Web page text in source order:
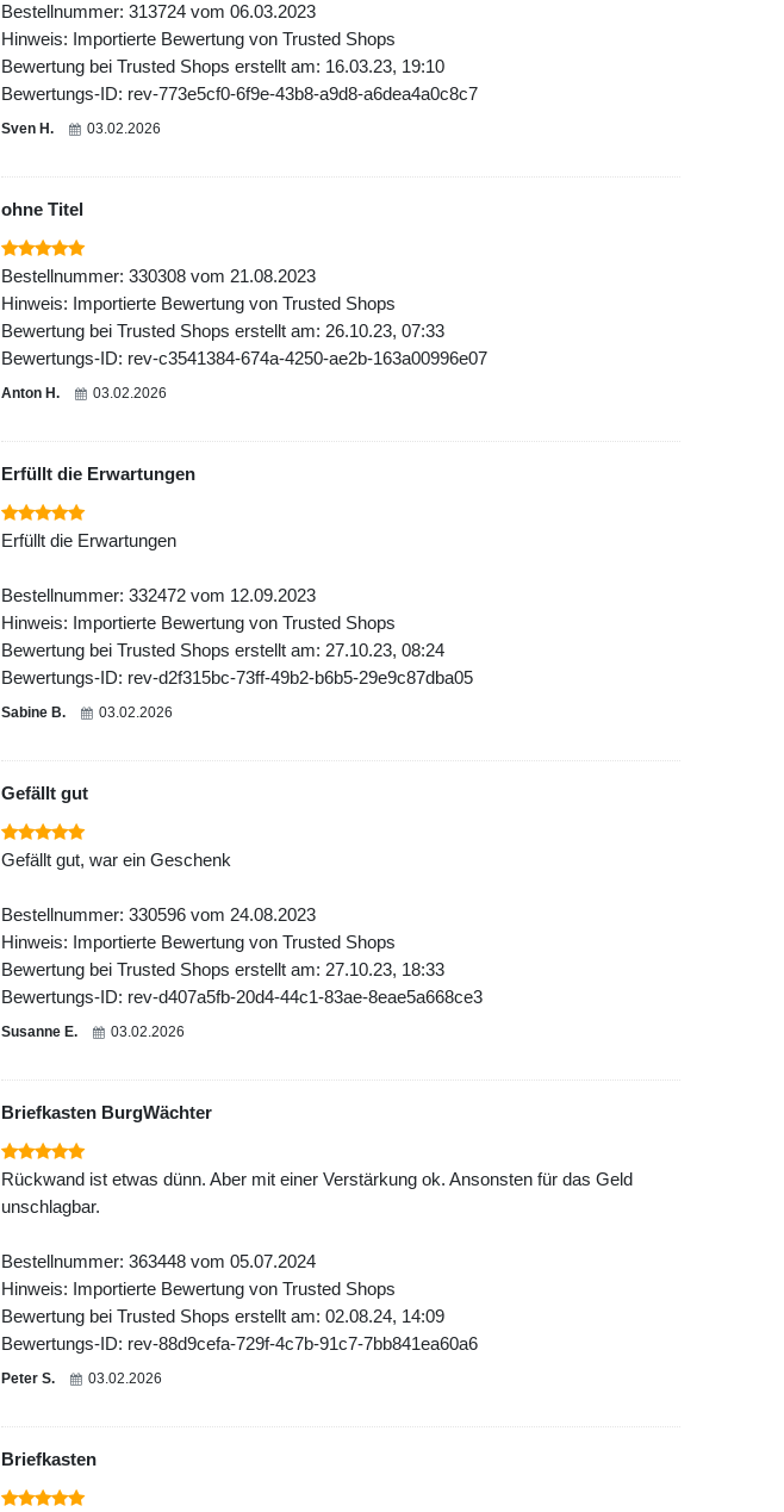
Bestellnummer: 313724 vom 06.03.2023
Hinweis: Importierte Bewertung von Trusted Shops
Bewertung bei Trusted Shops erstellt am: 16.03.23, 19:10
Bewertungs-ID: rev-773e5cf0-6f9e-43b8-a9d8-a6dea4a0c8c7
Sven H. 03.02.2026
ohne Titel
Bestellnummer: 330308 vom 21.08.2023
Hinweis: Importierte Bewertung von Trusted Shops
Bewertung bei Trusted Shops erstellt am: 26.10.23, 07:33
Bewertungs-ID: rev-c3541384-674a-4250-ae2b-163a00996e07
Anton H. 03.02.2026
Erfüllt die Erwartungen
Erfüllt die Erwartungen
Bestellnummer: 332472 vom 12.09.2023
Hinweis: Importierte Bewertung von Trusted Shops
Bewertung bei Trusted Shops erstellt am: 27.10.23, 08:24
Bewertungs-ID: rev-d2f315bc-73ff-49b2-b6b5-29e9c87dba05
Sabine B. 03.02.2026
Gefällt gut
Gefällt gut, war ein Geschenk
Bestellnummer: 330596 vom 24.08.2023
Hinweis: Importierte Bewertung von Trusted Shops
Bewertung bei Trusted Shops erstellt am: 27.10.23, 18:33
Bewertungs-ID: rev-d407a5fb-20d4-44c1-83ae-8eae5a668ce3
Susanne E. 03.02.2026
Briefkasten BurgWächter
Rückwand ist etwas dünn. Aber mit einer Verstärkung ok. Ansonsten für das Geld
unschlagbar.
Bestellnummer: 363448 vom 05.07.2024
Hinweis: Importierte Bewertung von Trusted Shops
Bewertung bei Trusted Shops erstellt am: 02.08.24, 14:09
Bewertungs-ID: rev-88d9cefa-729f-4c7b-91c7-7bb841ea60a6
Peter S. 03.02.2026
Briefkasten